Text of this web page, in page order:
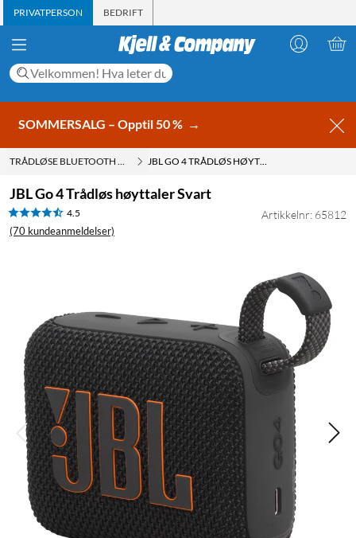
PRIVATPERSON BEDRIFT
SOMMERSALG – Opptil 50 % →
TRÅDLØSE BLUETOOTH HØYTTALERE JBL GO 4 TRÅDLØS HØYTTALER SVART
JBL Go 4 Trådløs høyttaler Svart
4.5
(70 kundeanmeldelser)
Artikkelnr: 65812